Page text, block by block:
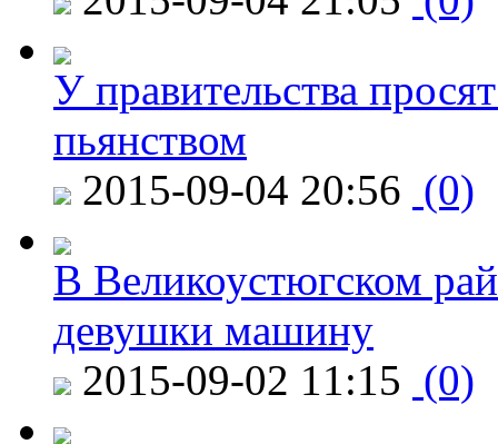
У правительства
пьянством
2015-09-04 20:56 (0)
В Великоустюгском
девушки машину
2015-09-02 11:15 (0)